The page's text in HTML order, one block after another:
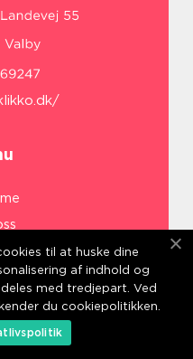
Oss
til at huske dine
af indhold og
med tredjepart. Ved
du cookiepolitikken.